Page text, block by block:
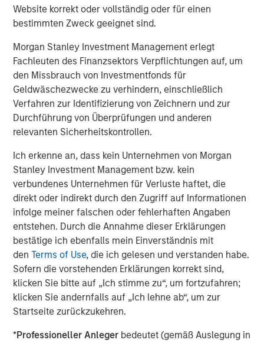
Website korrekt oder vollständig oder für einen
bestimmten Zweck geeignet sind.
Morgan Stanley Investment Management erlegt
Fachleuten des Finanzsektors Verpflichtungen auf, um
den Missbrauch von Investmentfonds für
Geldwäschezwecke zu verhindern, einschließlich
Verfahren zur Identifizierung von Zeichnern und zur
Durchführung von Überprüfungen und anderen
relevanten Sicherheitskontrollen.
Ich erkenne an, dass kein Unternehmen von Morgan
Stanley Investment Management bzw. kein
verbundenes Unternehmen für Verluste haftet, die
direkt oder indirekt durch den Zugriff auf Informationen
infolge meiner falschen oder fehlerhaften Angaben
entstehen. Durch die Annahme dieser Erklärungen
bestätige ich ebenfalls mein Einverständnis mit
denTerms of Use, die ich gelesen und verstanden habe.
Sofern die vorstehenden Erklärungen korrekt sind,
klicken Sie bitte auf „Ich stimme zu“, um fortzufahren;
klicken Sie andernfalls auf „Ich lehne ab“, um zur
Startseite zurückzukehren.
*Professioneller Anleger bedeutet (gemäß Auslegung in
Morgan Stanley Real Estate Investing
Portfolio of Five Assets
VIDEO
Lauren Hochfelder on The Alts Report
Vorgestellte Einblicke